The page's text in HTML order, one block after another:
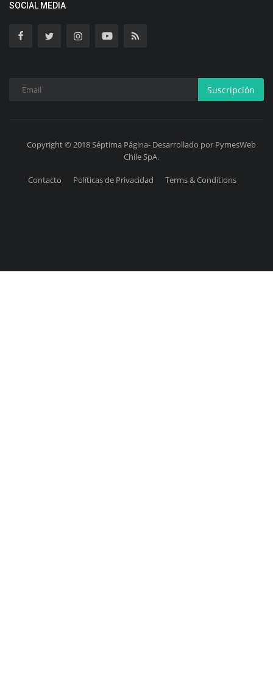
SOCIAL MEDIA
Suscripción
Copyright © 2018 Séptima Página- Desarrollado por PymesWeb
Chile SpA.
Contacto Políticas de Privacidad Terms & Conditions